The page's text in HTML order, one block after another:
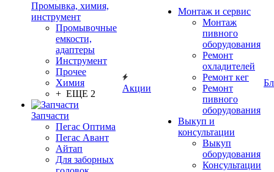
Промывка, химия,
инструмент
Промывочные
емкости,
адаптеры
Инструмент
Прочее
Химия
+ ЕЩЕ 2
Запчасти
Пегас Оптима
Пегас Авант
Айтап
Для заборных
Акции
Монтаж и сервис
Монтаж
пивного
оборудования
Ремонт
охладителей
Ремонт кег
Ремонт
пивного
оборудования
Выкуп и
консультации
Выкуп
оборудования
Консультации